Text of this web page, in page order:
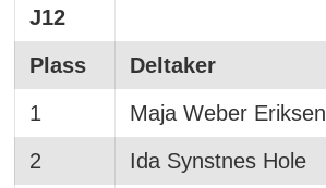
J12
Plass
Deltaker
1
Maja Weber Eriksen
2
Ida Synstnes Hole